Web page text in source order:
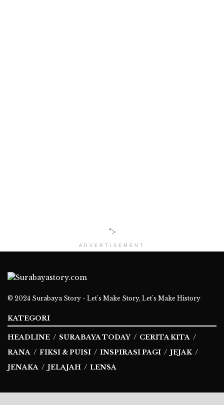
">
ADVERTISEMENT
© 2024 Surabaya Story - Let's Make Story, Let's Make History
KATEGORI
HEADLINE SURABAYA TODAY
CERITA KITA
RANA
FIKSI & PUISI INSPIRASI PAGI
JEJAK
JENAKA
JELAJAH LENSA